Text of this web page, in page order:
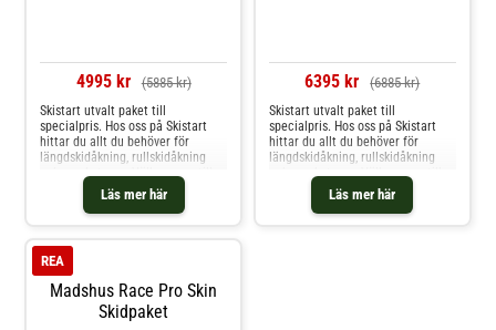
4995 kr (5885 kr)
Läs mer här
Skistart utvalt paket till
specialpris. Hos oss på Skistart
hittar du allt du behöver för
längdskidåkning, rullskidåkning
och mycket mer. Välkommen till
6395 kr (6885 kr)
Läs mer här
Skistart utvalt paket till
specialpris. Hos oss på Skistart
hittar du allt du behöver för
längdskidåkning, rullskidåkning
och mycket mer. Välkommen till
Madshus Race Pro Skin
Skidpaket
REA